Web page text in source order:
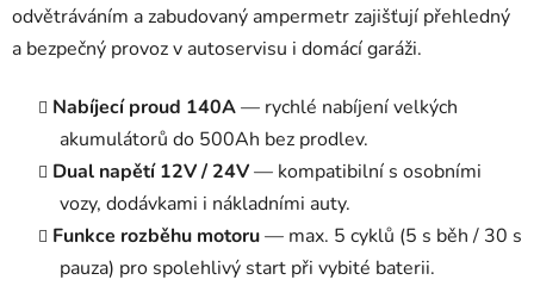
odvětráváním a zabudovaný ampermetr zajišťují přehledný
a bezpečný provoz v autoservisu i domácí garáži.
Nabíjecí proud 140A— rychlé nabíjení velkých
akumulátorů do 500Ah bez prodlev.
Dual napětí 12V / 24V— kompatibilní s osobními
vozy, dodávkami i nákladními auty.
Funkce rozběhu motoru— max. 5 cyklů (5 s běh / 30 s
pauza) pro spolehlivý start při vybité baterii.